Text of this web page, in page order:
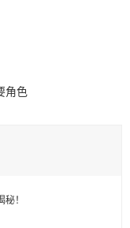
角色
！